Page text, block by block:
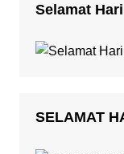
Selamat
SELAMAT